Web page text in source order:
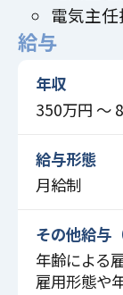
電気主
給与
年収
350万円 〜
給与形態
月給制
その他給与
年齢による
雇用形態や